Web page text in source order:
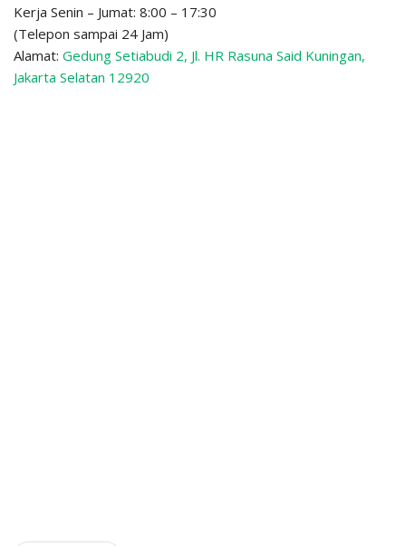
Kerja Senin – Jumat: 8:00 – 17:30
(Telepon sampai 24 Jam)
Alamat: Gedung Setiabudi 2, Jl. HR Rasuna Said Kuningan,
Jakarta Selatan 12920